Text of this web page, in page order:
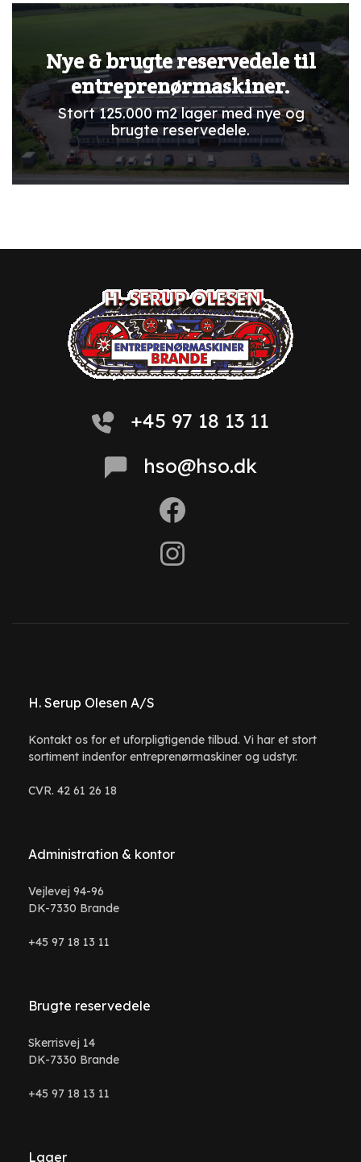
Nye & brugte reservedele til
entreprenørmaskiner.
Stort 125.000 m2 lager med nye og
brugte reservedele.
+45 97 18 13 11
hso@hso.dk
H. Serup Olesen A/S
Kontakt os for et uforpligtigende tilbud. Vi har et stort
sortiment indenfor entreprenørmaskiner og udstyr.
CVR. 42 61 26 18
Administration & kontor
Vejlevej 94-96
DK-7330 Brande
+45 97 18 13 11
Brugte reservedele
Skerrisvej 14
DK-7330 Brande
+45 97 18 13 11
Lager